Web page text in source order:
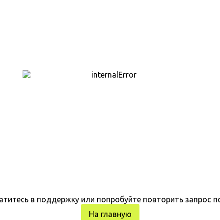
в поддержку или попробуйте повторить запрос
На главную